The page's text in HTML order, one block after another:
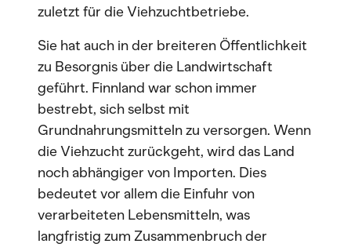
zuletzt für die Viehzuchtbetriebe.
Sie hat auch in der breiteren Öffentlichkeit
zu Besorgnis über die Landwirtschaft
geführt. Finnland war schon immer
bestrebt, sich selbst mit
Grundnahrungsmitteln zu versorgen. Wenn
die Viehzucht zurückgeht, wird das Land
noch abhängiger von Importen. Dies
bedeutet vor allem die Einfuhr von
verarbeiteten Lebensmitteln, was
langfristig zum Zusammenbruch der